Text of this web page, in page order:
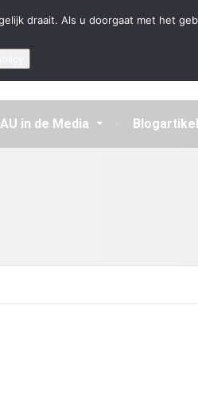
in de Media
draait. Als u doorgaat met het